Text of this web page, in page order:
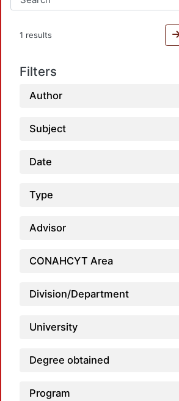
1 results
Filters
Author
Subject
Date
Type
Advisor
CONAHCYT Area
Division/Department
University
Degree obtained
Program